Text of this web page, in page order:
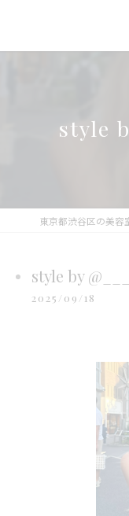
style
style by
2025/09/18